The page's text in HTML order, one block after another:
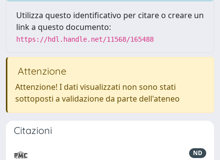
Utilizza questo identificativo per citare o creare un
link a questo documento:
https://hdl.handle.net/11568/165488
Attenzione
Attenzione! I dati visualizzati non sono stati
sottoposti a validazione da parte dell'ateneo
Citazioni
ND